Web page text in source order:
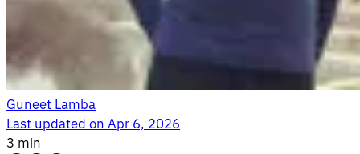
Guneet Lamba
Last updated onApr 6, 2026
3 min